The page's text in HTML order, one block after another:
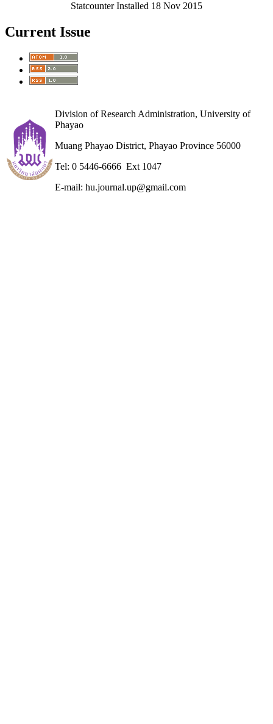
Statcounter Installed 18 Nov 2015
Current Issue
Division of Research Administration, University of
Phayao
Muang Phayao District, Phayao Province 56000
Tel: 0 5446-6666 Ext 1047
E-mail: hu.journal.up@gmail.com